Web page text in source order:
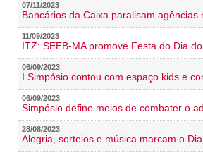
07/11/2023
Bancários da Caixa paralisam agências
11/09/2023
ITZ: SEEB-MA promove Festa do Dia
06/09/2023
I Simpósio contou com espaço kids e
06/09/2023
Simpósio define meios de combater o
28/08/2023
Alegria, sorteios e música marcam o